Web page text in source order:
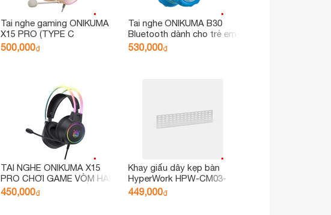
Tai nghe gaming ONIKUMA
X15 PRO (TYPE C
Version+ Adaptor to USB)
500,000₫
Tai nghe ONIKUMA B30
Bluetooth dành cho trẻ em
530,000₫
TAI NGHE ONIKUMA X15
PRO CHƠI GAME VÒM HAI
ĐẦU MICRÔ KHỬ TIẾNG
ỒN_MÀU HỒNG
450,000₫
Khay giấu dây kẹp bàn
HyperWork HPW-CM03-
BLK Đen
449,000₫